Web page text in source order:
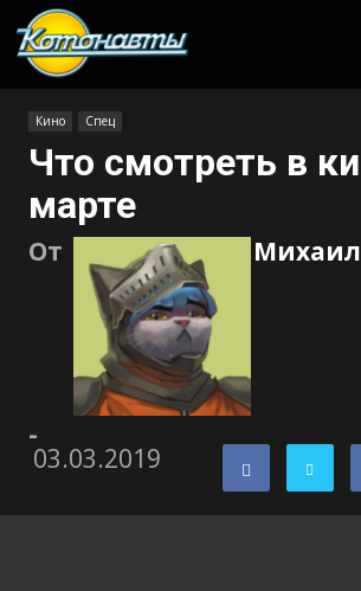
Кино Спец
Что смотреть в
марте
От
-
03.03.2019